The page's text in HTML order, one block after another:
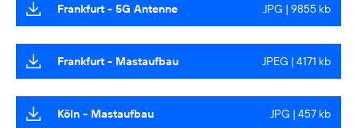
Frankfurt - 5G Antenne JPG | 9855 kb
Frankfurt - Mastaufbau JPEG | 4171 kb
Köln - Mastaufbau JPG | 457 kb